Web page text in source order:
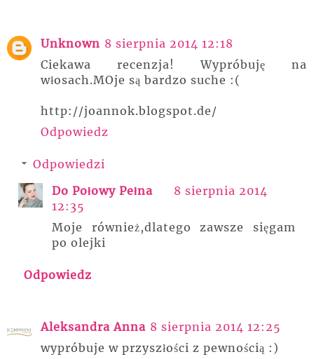
Unknown 8 sierpnia 2014 12:18
Ciekawa recenzja! Wypróbuję na
włosach.MOje są bardzo suche :(
http://joannok.blogspot.de/
Odpowiedz
Odpowiedzi
Do Połowy Pełna
8 sierpnia 2014
12:35
Moje również,dlatego zawsze sięgam
po olejki
Odpowiedz
Aleksandra Anna 8 sierpnia 2014 12:25
wypróbuje w przyszłości z pewnością :)